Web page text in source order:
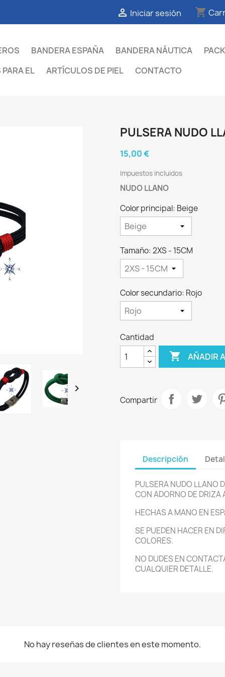
 Iniciar sesión shopping_cart
BANDERA ESPAÑA BANDERA NÁUTICA
EL
ARTÍCULOS DE PIEL CONTACTO

PULSERA NUDO
15,00 €
Impuestos incluidos
NUDO LLANO
Color principal: Beige
Tamaño: 2XS - 15CM
Color secundario: Rojo
Cantidad
 AÑADIR
Compartir
Descripción
PULSERA NUDO LLANO
CON ADORNO DE DRIZA
HECHAS A MANO EN
SE PUEDEN HACER EN
COLORES.
NO DUDES EN
CUALQUIER DETALLE.
No hay reseñas de clientes en este momento.